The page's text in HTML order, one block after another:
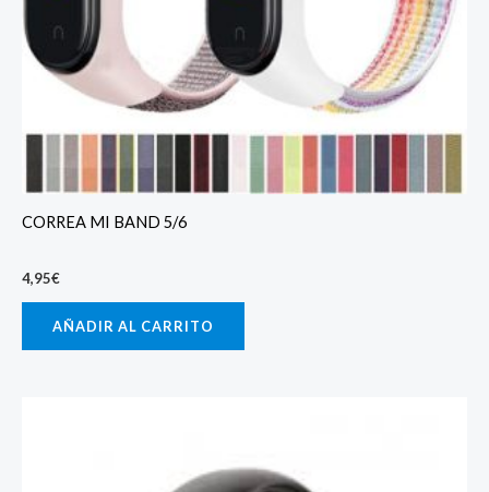
CORREA MI BAND 5/6
4,95€
AÑADIR AL CARRITO